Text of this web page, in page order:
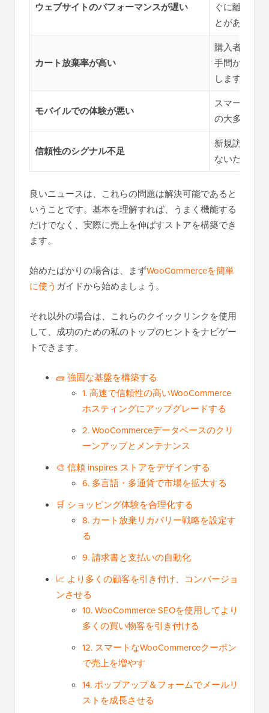
ウェブサイトのパフォーマンスが遅い
ぐに離脱し
とがありま
カート放棄率が高い
購入者は商
手間がかか
します。
モバイルでの体験が悪い
スマートフ
の大多数か
信頼性のシグナル不足
新規訪問者は
ないため、
良いニュースは、これらの問題は解決可能であると
いうことです。基本を理解すれば、うまく機能する
だけでなく、実際に売上を伸ばすストアを構築でき
ます。
始めたばかりの場合は、まずWooCommerceを簡単
に使う ガイドから始めましょう。
それ以外の場合は、これらのクイックリンクを使用
して、成功のための私のトップのヒントをナビゲー
トできます。
🧱 強固な基盤を構築する
1. 高速で信頼性の高いWooCommerce
ホスティングにアップグレードする
2. WooCommerceデータベースのクリ
ーンアップとメンテナンス
🎨 信頼 inspires ストアをデザインする
6. 多言語・多通貨で市場を拡大する
🛒 ショッピング体験を合理化する
8. カート放棄リカバリー戦略を設定す
る
9. 請求書と支払いの自動化
📈 より多くの顧客を引き付け、コンバージョ
ンさせる
10. WooCommerce SEOを使用してより
多くの買い物客を引き付ける
12. スマートなWooCommerceクーポン
で売上を増やす
14. ポップアップ＆フォームでメールリ
ストを成長させる